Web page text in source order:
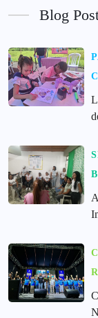
Blog